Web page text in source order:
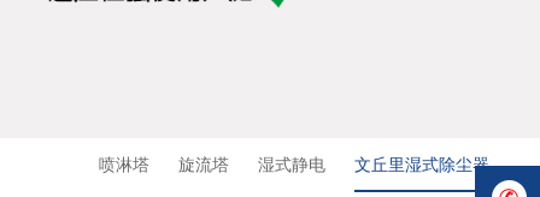
喷淋塔 旋流塔 湿式静电 文丘里湿式除尘器